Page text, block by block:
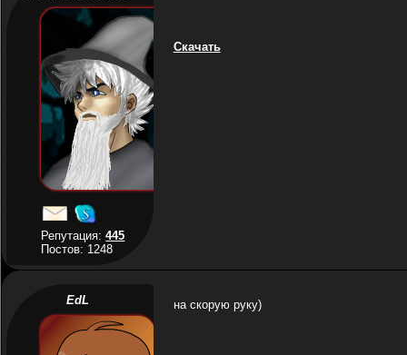
Репутация:445
Постов: 1248
Скачать
EdL на скорую руку)